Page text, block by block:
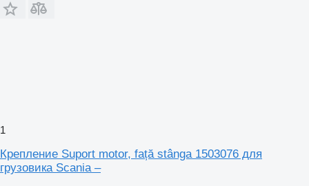
1
Крепление Suport motor, față stânga 1503076 для
грузовика Scania –